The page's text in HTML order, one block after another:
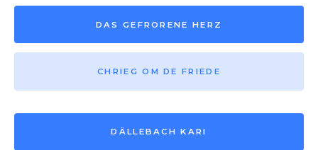
DAS GEFRORENE HERZ
CHRIEG OM DE FRIEDE
DÄLLEBACH KARI